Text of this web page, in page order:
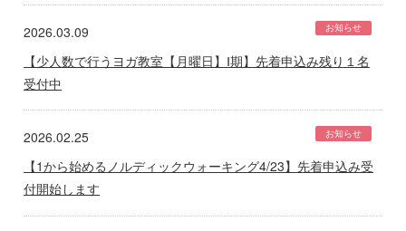
2026.03.09 お知らせ
【少人数で行うヨガ教室【月曜日】Ⅰ期】先着申込み残り１名
受付中
2026.02.25 お知らせ
【1から始めるノルディックウォーキング4/23】先着申込み受
付開始します